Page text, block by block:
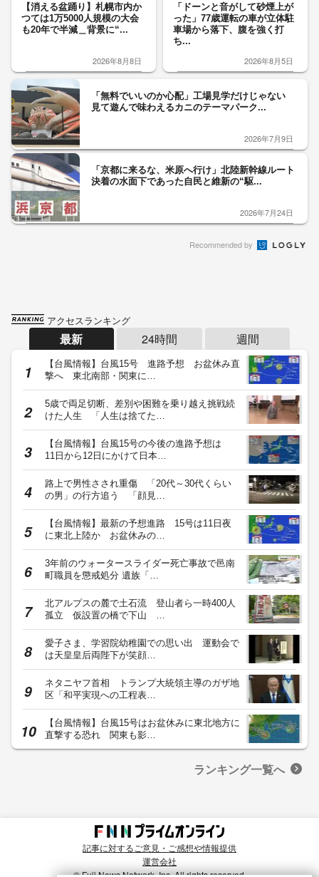
【消える盆踊り】札幌市内か
つては1万5000人規模の大会
も20年で半減＿背景に“...
2026年8月8日
「ドーンと音がして砂煙上が
った」77歳運転の車が立体駐
車場から落下、腹を強く打
ち...
2026年8月5日
「無料でいいのか心配」工場見学だけじゃない
見て遊んで味わえるカニのテーマパーク...
2026年7月9日
「京都に来るな、米原へ行け」北陸新幹線ルート
決着の水面下であった自民と維新の“駆...
2026年7月24日
Recommended by
アクセスランキング
最新 24時間 週間
【台風情報】台風15号 進路予想 お盆休み直
撃へ 東北南部・関東に…
5歳で両足切断、差別や困難を乗り越え挑戦続
けた人生 「人生は捨てた…
【台風情報】台風15号の今後の進路予想は
11日から12日にかけて日本…
路上で男性さされ重傷 「20代～30代くらい
の男」の行方追う 「顔見…
【台風情報】最新の予想進路 15号は11日夜
に東北上陸か お盆休みの…
3年前のウォータースライダー死亡事故で邑南
町職員を懲戒処分 遺族「…
北アルプスの麓で土石流 登山者ら一時400人
孤立 仮設置の橋で下山 …
愛子さま、学習院幼稚園での思い出 運動会で
は天皇皇后両陛下が笑顔…
ネタニヤフ首相 トランプ大統領主導のガザ地
区「和平実現への工程表…
【台風情報】台風15号はお盆休みに東北地方に
直撃する恐れ 関東も影…
ランキング一覧へ
記事に対するご意見・ご感想や情報提供
運営会社
© Fuji News Network, Inc. All rights reserved.